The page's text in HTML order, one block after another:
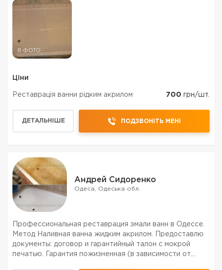
сколов и трещин также сквозных дыр в Одессе и
8 ФОТО
Ціни
Реставрація ванни рідким акрилом 700 грн/шт.
ДЕТАЛЬНІШЕ ПОДЗВОНІТЬ МЕНІ
Андрей Сидоренко
Одеса, Одеська обл.
Профессиональная реставрация эмали ванн в Одессе.
Метод Наливная ванна жидким акрилом. Предоставлю
документы: договор и гарантийный талон с мокрой
печатью. Гарантия пожизненная (в зависимости от